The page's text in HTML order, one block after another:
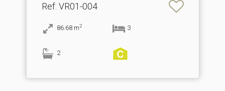
Ref: VR01-004
86.68 m2 3
2